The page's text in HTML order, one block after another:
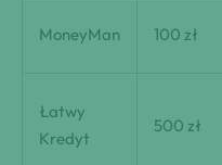
MoneyMan 100 zł
Łatwy
Kredyt
500 zł